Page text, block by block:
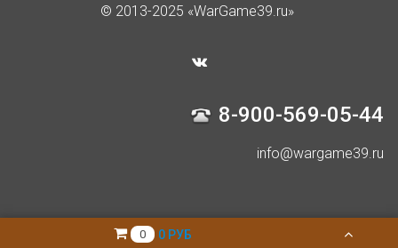
© 2013-2025 «WarGame39.ru»
8-900-569-05-44
info@wargame39.ru
0 0 РУБ